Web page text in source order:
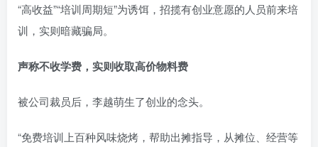
“高收益”“培训周期短”为诱饵，招揽有创业意愿的人员前来培
训，实则暗藏骗局。
声称不收学费，实则收取高价物料费
被公司裁员后，李越萌生了创业的念头。
“免费培训上百种风味烧烤，帮助出摊指导，从摊位、经营等